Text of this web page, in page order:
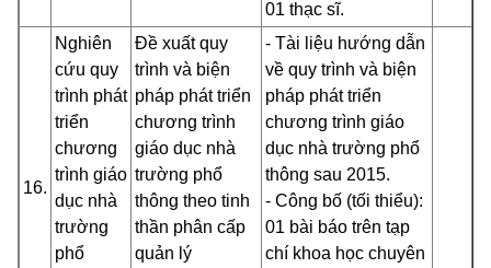
01 thạc sĩ.
16.
Nghiên
cứu quy
trình phát
triển
chương
trình giáo
dục nhà
trường
phổ
Đề xuất quy
trình và biện
pháp phát triển
chương trình
giáo dục nhà
trường phổ
thông theo tinh
thần phân cấp
quản lý
- Tài liệu hướng dẫn
về quy trình và biện
pháp phát triển
chương trình giáo
dục nhà trường phổ
thông sau 2015.
- Công bố (tối thiểu):
01 bài báo trên tạp
chí khoa học chuyên